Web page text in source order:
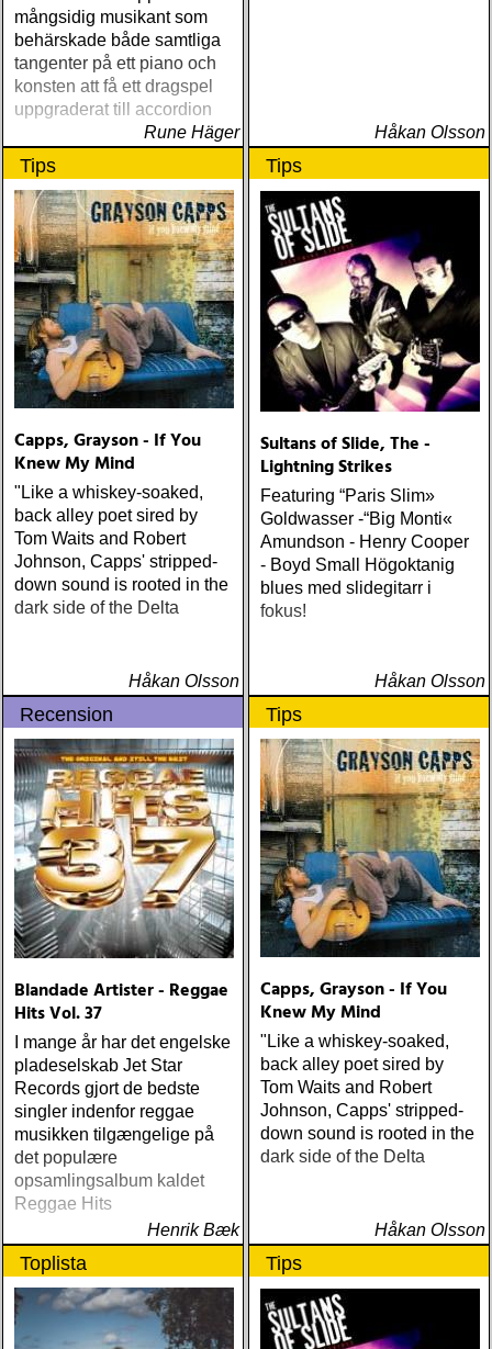
mångsidig musikant som
behärskade både samtliga
tangenter på ett piano och
konsten att få ett dragspel
uppgraderat till accordion
Rune Häger
Håkan Olsson
Tips
Capps, Grayson - If You
Knew My Mind
"Like a whiskey-soaked,
back alley poet sired by
Tom Waits and Robert
Johnson, Capps' stripped-
down sound is rooted in the
dark side of the Delta
Håkan Olsson
Tips
Sultans of Slide, The -
Lightning Strikes
Featuring “Paris Slim»
Goldwasser -“Big Monti«
Amundson - Henry Cooper
- Boyd Small Högoktanig
blues med slidegitarr i
fokus!
Håkan Olsson
Recension
Blandade Artister - Reggae
Hits Vol. 37
I mange år har det engelske
pladeselskab Jet Star
Records gjort de bedste
singler indenfor reggae
musikken tilgængelige på
det populære
opsamlingsalbum kaldet
Reggae Hits
Henrik Bæk
Tips
Capps, Grayson - If You
Knew My Mind
"Like a whiskey-soaked,
back alley poet sired by
Tom Waits and Robert
Johnson, Capps' stripped-
down sound is rooted in the
dark side of the Delta
Håkan Olsson
Toplista Tips